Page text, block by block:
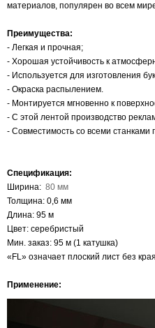
материалов, популярен во всем
Преимущества:
- Легкая и прочная;
- Хорошая устойчивость к
- Используется для изготовления
- Окраска распылением.
- Монтируется мгновенно к
- С этой лентой производство
- Совместимость со всеми станками
Спецификация:
Ширина: 80 мм
Толщина: 0,6 мм
Длина: 95 м
Цвет: серебристый
Мин. заказ: 95 м (1 катушка)
«FL» означает плоский лист без края
Применение: